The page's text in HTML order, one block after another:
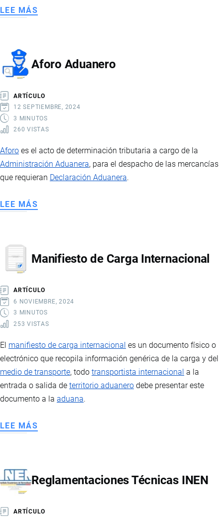
LEE MÁS
SANITARIAS
Aforo Aduanero
ARTÍCULO
12 SEPTIEMBRE, 2024
3 MINUTOS
260 VISTAS
Aforo es el acto de determinación tributaria a cargo de la
Administración Aduanera, para el despacho de las mercancías
que requieran Declaración Aduanera.
LEE MÁS
Manifiesto de Carga Internacional
ARTÍCULO
6 NOVIEMBRE, 2024
3 MINUTOS
253 VISTAS
El manifiesto de carga internacional es un documento físico o
electrónico que recopila información genérica de la carga y del
medio de transporte, todo transportista internacional a la
entrada o salida de territorio aduanero debe presentar este
documento a la aduana.
LEE MÁS
INTERNACIONAL
Reglamentaciones Técnicas INEN
ARTÍCULO